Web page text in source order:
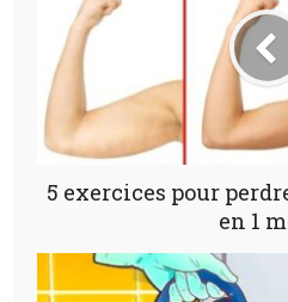
5 exercices pour
en 1